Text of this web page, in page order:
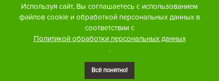
© 2016 – 2026 ООО
материалов The Bytheway ссылка
© 2016 – 2026 Publishing house IDEW MEDIA BELARUS
Используя сайт, Вы соглашаетесь с использованием
файлов cookie и обработкой персональных данных в
соответствии с
Политикой обработки персональных данных
.
Всё понятно!